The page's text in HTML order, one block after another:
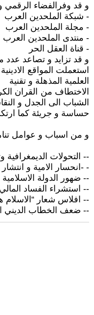
و قد وفرالفضاء الرقمي
- شبكة الملحدين العرب
- مجلة الملحدين العرب
- منتدى الملحدين العرب
- قناة العقل الحر
و قد تزايد و تصاعد عدد
استعملت المواقع
العلمية المذهلة و تقنية
الاختطاف من القران
الشباب الى الجدل و
حساسة و جريئة كما
و من اسباب و عوامل
-- التحولات
- -انحسار الامية و
-- ضهور الدولة
-- استشراء الفساد
-- افلاس شعار “الاسلام
-- ضعف الخطاب الديني